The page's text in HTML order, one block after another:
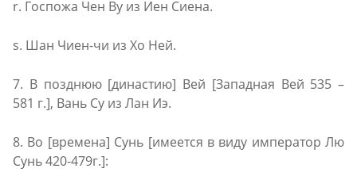
r. Госпожа Чен Ву из Иен Сиена.
s. Шан Чиен-чи из Хо Ней.
7. В позднюю [династию] Вей [Западная Вей 535 –
581 г.], Вань Су из Лан Иэ.
8. Во [времена] Сунь [имеется в виду император Лю
Сунь 420-479г.]: